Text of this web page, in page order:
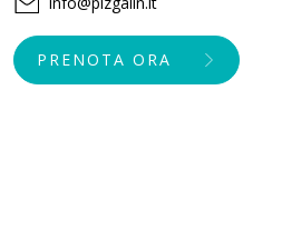
PRENOTA ORA